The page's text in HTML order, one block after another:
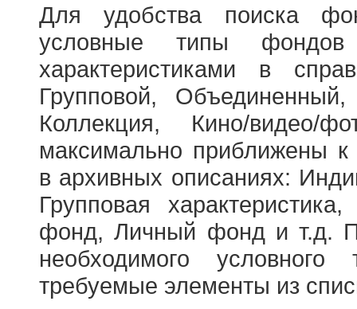
Для удобства поиска
условные типы
характеристиками в
Групповой,
Коллекция, Кино/
максимально приближены
в архивных описаниях:
Групповая
фонд, Личный фонд и т.д.
необходимого
требуемые элементы из